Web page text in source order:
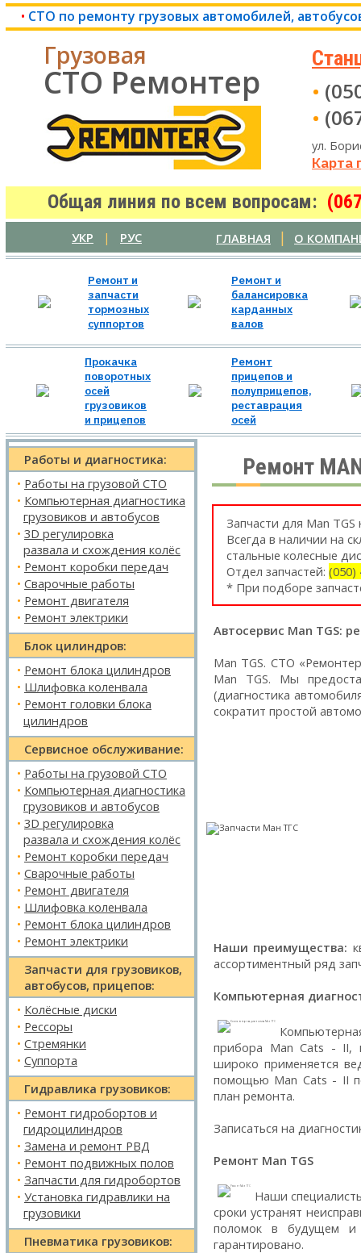
• СТО по ремонту грузовых автомобилей,
Грузовая
СТО Ремонтер •
•
ул.
Карта
Общая линия по всем вопросам:
УКР | РУС ГЛАВНАЯ | О
Ремонт и
запчасти
тормозных
суппортов
Ремонт и
балансировка
карданных
валов
Прокачка
поворотных
осей
грузовиков
и прицепов
Ремонт
прицепов и
полуприцепов,
реставрация
осей
Работы и диагностика:
• Работы на грузовой СТО
• Компьютерная диагностика
грузовиков и автобусов
• 3D регулировка
развала и схождения колёс
• Ремонт коробки передач
• Сварочные работы
• Ремонт двигателя
• Ремонт электрики
Блок цилиндров:
• Ремонт блока цилиндров
• Шлифовка коленвала
• Ремонт головки блока
цилиндров
Сервисное обслуживание:
• Работы на грузовой СТО
• Компьютерная диагностика
грузовиков и автобусов
• 3D регулировка
развала и схождения колёс
• Ремонт коробки передач
• Сварочные работы
• Ремонт двигателя
• Шлифовка коленвала
• Ремонт блока цилиндров
• Ремонт электрики
Запчасти для грузовиков,
автобусов, прицепов:
• Колёсные диски
• Рессоры
• Стремянки
• Суппорта
Гидравлика грузовиков:
• Ремонт гидробортов и
гидроцилиндров
• Замена и ремонт РВД
• Ремонт подвижных полов
• Запчасти для гидробортов
• Установка гидравлики на
грузовики
Пневматика грузовиков:
Ремонт
Запчасти для Man
Всегда в наличии на
стальные колесные
Отдел запчастей: (050)
* При подборе
Автосервис Man TGS:
Man TGS. СТО
Man TGS. Мы
(диагностика
сократит простой
Наши преимущества:
ассортиментный ряд
Компьютерная
прибора Man Cats - II,
широко применяется
помощью Man Cats - II
план ремонта.
Записаться на
Ремонт Man TGS
Наши
сроки устранят
поломок в будущем и
гарантировано.